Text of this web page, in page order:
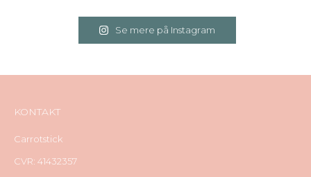
Se mere på Instagram
KONTAKT
Carrotstick
CVR: 41432357